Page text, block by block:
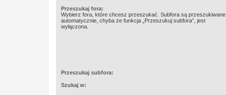
Przeszukaj fora:
Wybierz fora, które chcesz przeszukać. Subfora są przeszukiwane
automatycznie, chyba że funkcja „Przeszukuj subfora”, jest
wyłączona.
Przeszukaj subfora:
Szukaj w: